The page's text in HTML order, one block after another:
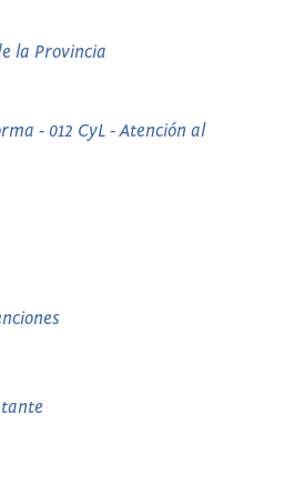
la Provincia
- 012 CyL - Atención al